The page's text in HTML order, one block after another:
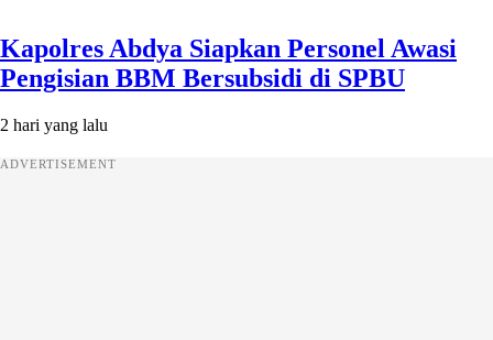
Kapolres Abdya Siapkan Personel Awasi
Pengisian BBM Bersubsidi di SPBU
2 hari yang lalu
ADVERTISEMENT